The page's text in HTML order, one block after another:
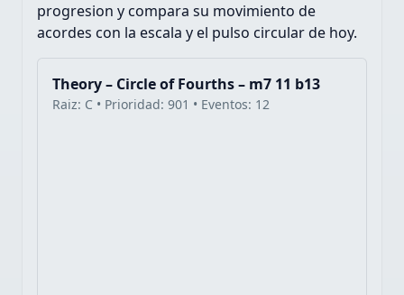
progresion y compara su movimiento de
acordes con la escala y el pulso circular de hoy.
Theory – Circle of Fourths – m7 11 b13
Raiz: C • Prioridad: 901 • Eventos: 12